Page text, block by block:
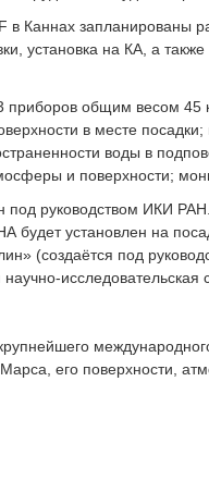
в Каннах запланированы
установка на КА, а
приборов общим весом
в месте
воды в
и поверхности;
под руководством ИКИ
будет установлен на
(создаётся под
исследовательская
его поверхности,